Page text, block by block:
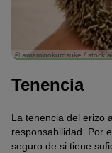
© amaminokurosuke /
Tenencia
La tenencia del erizo
responsabilidad. Por
seguro de si tiene